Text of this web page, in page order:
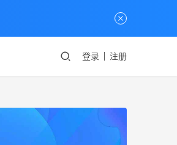
登录 注册